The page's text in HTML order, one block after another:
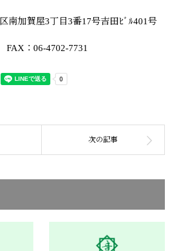
南加賀屋3丁目3番17号吉田ﾋﾞﾙ401号
：06-4702-7731